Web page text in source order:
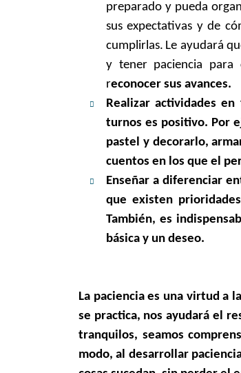
preparado y pueda
sus expectativas y de
cumplirlas. Le ayudará
y tener paciencia para
reconocer sus avances.
Realizar actividades
turnos es positivo. Por
pastel y decorarlo,
cuentos en los que el
Enseñar a diferenciar
que existen
También, es
básica y un deseo.
La paciencia es una virtud a
se practica, nos ayudará el
tranquilos, seamos
modo, al desarrollar